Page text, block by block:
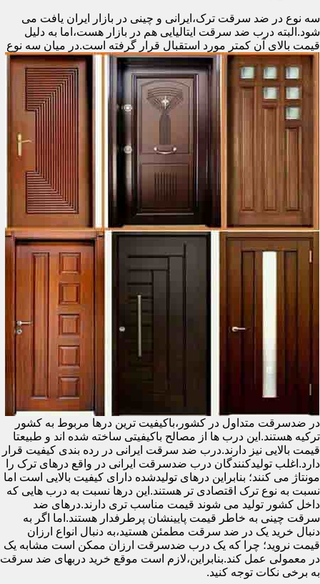
سه نوع در ضد سرقت ترک،ایرانی و چینی در بازار ایران یافت می
شود.البته درب ضد سرقت ایتالیایی هم در بازار هست،اما به دلیل
قیمت بالای آن کمتر مورد استقبال قرار گرفته است.در میان سه نوع
در ضدسرقت متداول در کشور،باکیفیت ترین درها مربوط به کشور
ترکیه هستند.این درب ها از مصالح باکیفیتی ساخته شده اند و طبیعتا
قیمت بالایی نیز دارند.درب ضد سرقت ایرانی در رده بندی کیفیت قرار
دارد.اغلب تولیدکنندگان درب ضدسرقت ایرانی در واقع درهای ترک را
مونتاژ می کنند؛ بنابراین درهای تولیدشده دارای کیفیت بالایی است اما
نسبت به نوع ترک اقتصادی تر هستند.این درها نسبت به درب هایی که
داخل کشور تولید می شوند قیمت مناسب تری دارند.درهای ضد
سرقت چینی به خاطر قیمت پایینشان پرطرفدار هستند.اما اگر به
دنبال خرید یک در ضد سرقت مطمئن هستید،به دنبال انواع ارزان
قیمت نروید؛ چرا که یک درب ضدسرقت ارزان ممکن است مشابه یک
در معمولی عمل کند.بنابراین،لازم است موقع خرید دربهای ضد سرقت
به برخی نکات توجه کنید.